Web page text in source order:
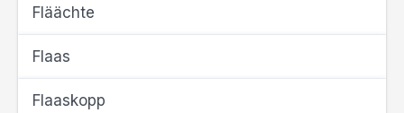
Fläächte
Flaas
Flaaskopp